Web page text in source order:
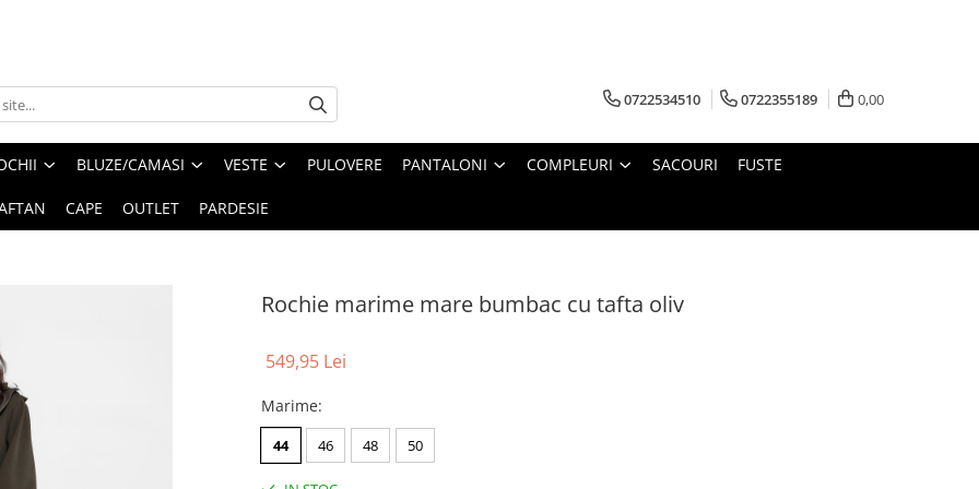
0722534510 0722355189 0,00
BLUZE/CAMASI VESTE PULOVERE PANTALONI COMPLEURI SACOURI FUSTE
CAPE OUTLET PARDESIE
Rochie marime mare bumbac cu tafta oliv
549,95 Lei
Marime:
44 46 48 50